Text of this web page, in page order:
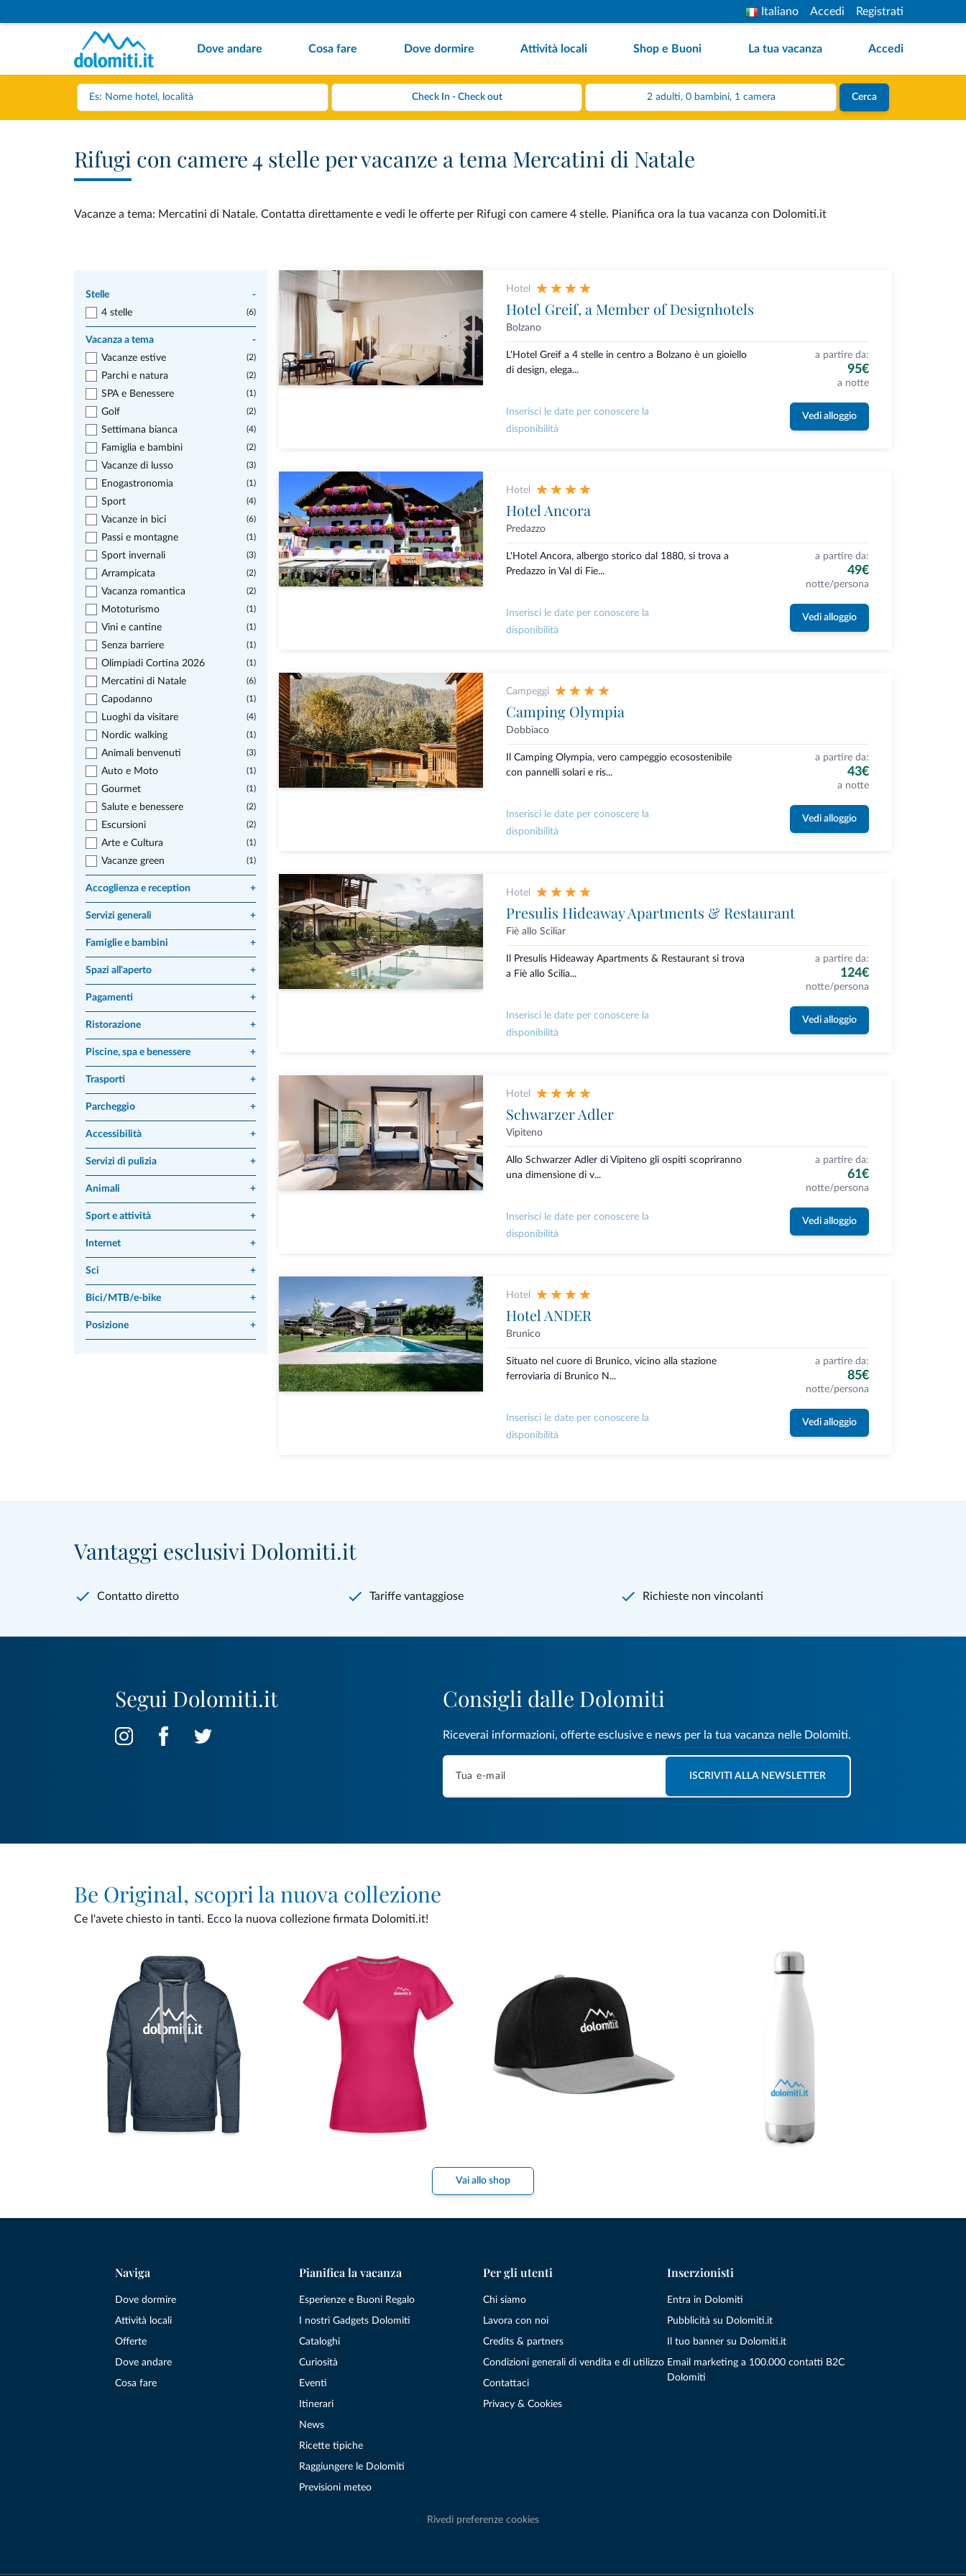
Italiano Accedi Registrati
Dove andare Cosa fare Dove dormire Attività locali Shop e Buoni La tua vacanza Accedi
2 adulti, 0 bambini, 1 camera Cerca
Rifugi con camere 4 stelle per vacanze a tema Mercatini di Natale
Vacanze a tema: Mercatini di Natale. Contatta direttamente e vedi le offerte per Rifugi con camere 4 stelle. Pianifica ora la tua vacanza con Dolomiti.it
Stelle
-
4 stelle
(6)
Vacanza a tema
-
Vacanze estive
(2)
Parchi e natura (2)
SPA e Benessere (1)
Golf (2)
Settimana bianca (4)
Famiglia e bambini (2)
Vacanze di lusso (3)
Enogastronomia (1)
Sport (4)
Vacanze in bici (6)
Passi e montagne (1)
Sport invernali (3)
Arrampicata (2)
Vacanza romantica (2)
Mototurismo (1)
Vini e cantine (1)
Senza barriere (1)
Olimpiadi Cortina 2026 (1)
Mercatini di Natale (6)
Capodanno (1)
Luoghi da visitare (4)
Nordic walking (1)
Animali benvenuti (3)
Auto e Moto (1)
Gourmet (1)
Salute e benessere (2)
Escursioni (2)
Arte e Cultura (1)
Vacanze green (1)
Accoglienza e reception +
Servizi generali +
Famiglie e bambini +
Spazi all'aperto +
Pagamenti +
Ristorazione +
Piscine, spa e benessere +
Trasporti +
Parcheggio +
Accessibilità +
Servizi di pulizia +
Animali +
Sport e attività +
Internet +
Sci +
Bici/MTB/e-bike +
Posizione +
Hotel
Hotel Greif, a Member of Designhotels
Bolzano
L'Hotel Greif a 4 stelle in centro a Bolzano è un gioiello
di design, elega...
a partire da:
95€
a notte
Inserisci le date per conoscere la
disponibilità
Vedi alloggio
Hotel
Hotel Ancora
Predazzo
L'Hotel Ancora, albergo storico dal 1880, si trova a
Predazzo in Val di Fie...
a partire da:
49€
notte/persona
Inserisci le date per conoscere la
disponibilità
Vedi alloggio
Campeggi
Camping Olympia
Dobbiaco
Il Camping Olympia, vero campeggio ecosostenibile
con pannelli solari e ris...
a partire da:
43€
a notte
Inserisci le date per conoscere la
disponibilità
Vedi alloggio
Hotel
Presulis Hideaway Apartments & Restaurant
Fiè allo Sciliar
Il Presulis Hideaway Apartments & Restaurant si trova
a Fiè allo Scilia...
a partire da:
124€
notte/persona
Inserisci le date per conoscere la
disponibilità
Vedi alloggio
Hotel
Schwarzer Adler
Vipiteno
Allo Schwarzer Adler di Vipiteno gli ospiti scopriranno
una dimensione di v...
a partire da:
61€
notte/persona
Inserisci le date per conoscere la
disponibilità
Vedi alloggio
Hotel
Hotel ANDER
Brunico
Situato nel cuore di Brunico, vicino alla stazione
ferroviaria di Brunico N...
a partire da:
85€
notte/persona
Inserisci le date per conoscere la
disponibilità
Vedi alloggio
Vantaggi esclusivi Dolomiti.it
Contatto diretto Tariffe vantaggiose Richieste non vincolanti
Segui Dolomiti.it Consigli dalle Dolomiti
Riceverai informazioni, offerte esclusive e news per la tua vacanza nelle Dolomiti.
ISCRIVITI ALLA NEWSLETTER
Be Original, scopri la nuova collezione
Ce l'avete chiesto in tanti. Ecco la nuova collezione firmata Dolomiti.it!
Vai allo shop
Naviga
Dove dormire
Attività locali
Offerte
Dove andare
Cosa fare
Pianifica la vacanza
Esperienze e Buoni Regalo
I nostri Gadgets Dolomiti
Cataloghi
Curiosità
Eventi
Itinerari
News
Ricette tipiche
Raggiungere le Dolomiti
Previsioni meteo
Per gli utenti
Chi siamo
Lavora con noi
Credits & partners
Condizioni generali di vendita e di utilizzo
Contattaci
Privacy & Cookies
Inserzionisti
Entra in Dolomiti
Pubblicità su Dolomiti.it
Il tuo banner su Dolomiti.it
Email marketing a 100.000 contatti B2C
Dolomiti
Rivedi preferenze cookies